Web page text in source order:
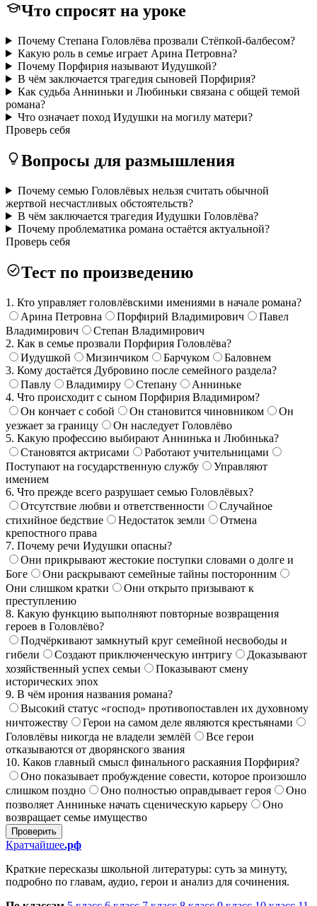
Что спросят на уроке
Почему Степана Головлёва прозвали Стёпкой-балбесом?
Какую роль в семье играет Арина Петровна?
Почему Порфирия называют Иудушкой?
В чём заключается трагедия сыновей Порфирия?
Как судьба Анниньки и Любиньки связана с общей темой
романа?
Что означает поход Иудушки на могилу матери?
Проверь себя
Вопросы для размышления
Почему семью Головлёвых нельзя считать обычной
жертвой несчастливых обстоятельств?
В чём заключается трагедия Иудушки Головлёва?
Почему проблематика романа остаётся актуальной?
Проверь себя
Тест по произведению
1. Кто управляет головлёвскими имениями в начале романа?
Арина Петровна
Порфирий Владимирович
Павел
Владимирович
Степан Владимирович
2. Как в семье прозвали Порфирия Головлёва?
Иудушкой
Мизинчиком Барчуком
Баловнем
3. Кому достаётся Дубровино после семейного раздела?
Павлу
Владимиру Степану
Анниньке
4. Что происходит с сыном Порфирия Владимиром?
Он кончает с собой
Он становится чиновником
Он
уезжает за границу
Он наследует Головлёво
5. Какую профессию выбирают Аннинька и Любинька?
Становятся актрисами
Работают учительницами
Поступают на государственную службу
Управляют
имением
6. Что прежде всего разрушает семью Головлёвых?
Отсутствие любви и ответственности
Случайное
стихийное бедствие
Недостаток земли
Отмена
крепостного права
7. Почему речи Иудушки опасны?
Они прикрывают жестокие поступки словами о долге и
Боге
Они раскрывают семейные тайны посторонним
Они слишком кратки
Они открыто призывают к
преступлению
8. Какую функцию выполняют повторные возвращения
героев в Головлёво?
Подчёркивают замкнутый круг семейной несвободы и
гибели
Создают приключенческую интригу
Доказывают
хозяйственный успех семьи
Показывают смену
исторических эпох
9. В чём ирония названия романа?
Высокий статус «господ» противопоставлен их духовному
ничтожеству
Герои на самом деле являются крестьянами
Головлёвы никогда не владели землёй
Все герои
отказываются от дворянского звания
10. Каков главный смысл финального раскаяния Порфирия?
Оно показывает пробуждение совести, которое произошло
слишком поздно
Оно полностью оправдывает героя
Оно
позволяет Анниньке начать сценическую карьеру
Оно
возвращает семье имущество
Проверить
Кратчайшее.рф
Краткие пересказы школьной литературы: суть за минуту,
подробно по главам, аудио, герои и анализ для сочинения.